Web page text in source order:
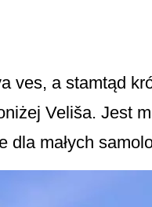
ves, a stamtąd
Veliša. Jest
dla małych